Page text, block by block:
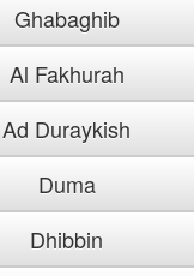
Ghabaghib
Al Fakhurah
Ad Duraykish
Duma
Dhibbin